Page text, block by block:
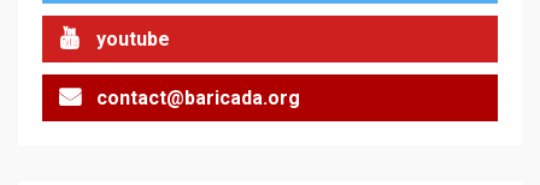
youtube
contact@baricada.org